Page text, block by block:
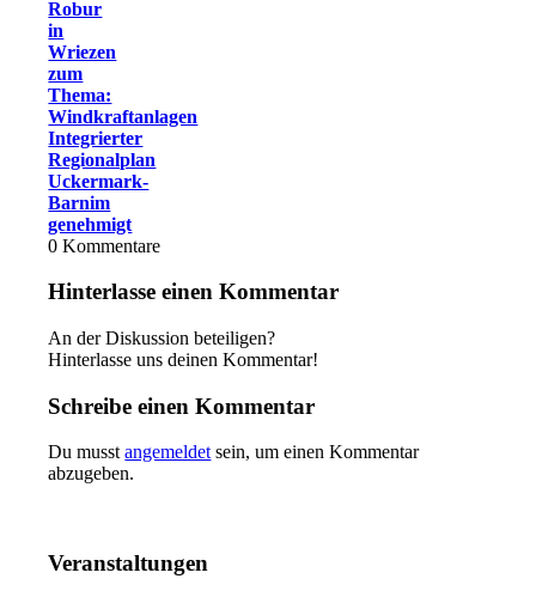
Robur
in
Wriezen
zum
Thema:
Windkraftanlagen
Integrierter
Regionalplan
Uckermark-
Barnim
genehmigt
0 Kommentare
Hinterlasse einen Kommentar
An der Diskussion beteiligen?
Hinterlasse uns deinen Kommentar!
Schreibe einen Kommentar
Du musstangemeldet sein, um einen Kommentar
abzugeben.
Veranstaltungen